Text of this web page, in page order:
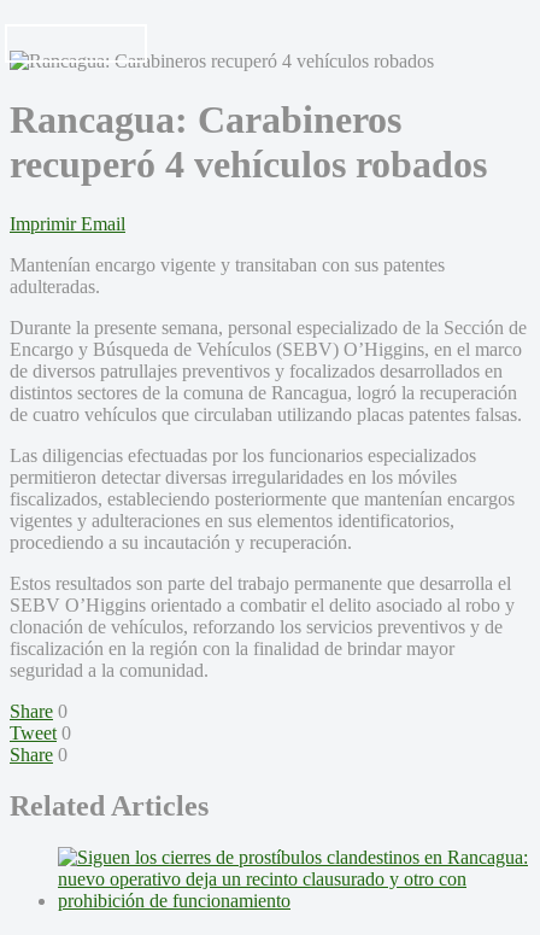
Rancagua: Carabineros
recuperó 4 vehículos robados
Imprimir Email
Mantenían encargo vigente y transitaban con sus patentes
adulteradas.
Durante la presente semana, personal especializado de la Sección de
Encargo y Búsqueda de Vehículos (SEBV) O’Higgins, en el marco
de diversos patrullajes preventivos y focalizados desarrollados en
distintos sectores de la comuna de Rancagua, logró la recuperación
de cuatro vehículos que circulaban utilizando placas patentes falsas.
Las diligencias efectuadas por los funcionarios especializados
permitieron detectar diversas irregularidades en los móviles
fiscalizados, estableciendo posteriormente que mantenían encargos
vigentes y adulteraciones en sus elementos identificatorios,
procediendo a su incautación y recuperación.
Estos resultados son parte del trabajo permanente que desarrolla el
SEBV O’Higgins orientado a combatir el delito asociado al robo y
clonación de vehículos, reforzando los servicios preventivos y de
fiscalización en la región con la finalidad de brindar mayor
seguridad a la comunidad.
Share 0
Tweet 0
Share 0
Related Articles